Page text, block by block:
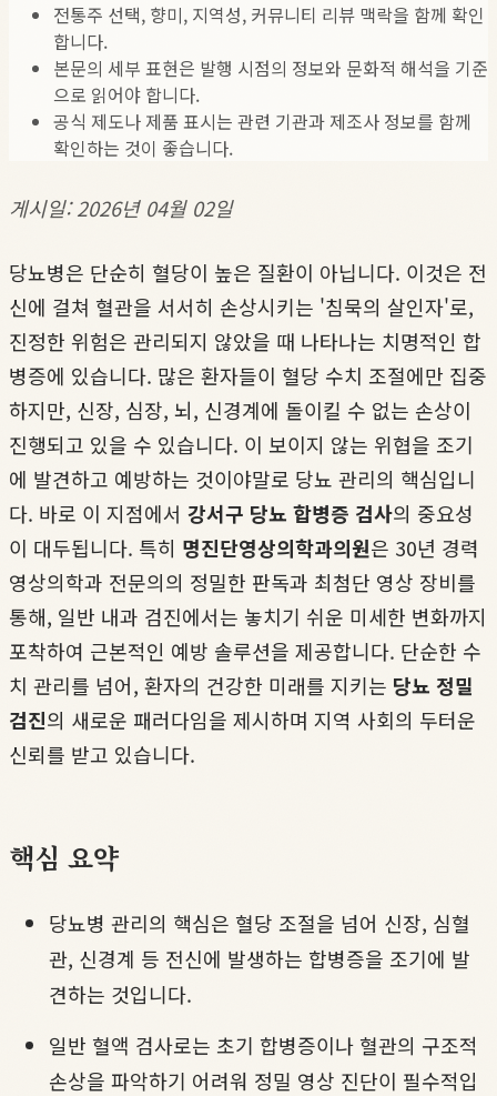
전통주 선택, 향미, 지역성, 커뮤니티 리뷰 맥락을 함께 확인
합니다.
본문의 세부 표현은 발행 시점의 정보와 문화적 해석을 기준
으로 읽어야 합니다.
공식 제도나 제품 표시는 관련 기관과 제조사 정보를 함께
확인하는 것이 좋습니다.
게시일: 2026년 04월 02일
당뇨병은 단순히 혈당이 높은 질환이 아닙니다. 이것은 전
신에 걸쳐 혈관을 서서히 손상시키는 '침묵의 살인자'로,
진정한 위험은 관리되지 않았을 때 나타나는 치명적인 합
병증에 있습니다. 많은 환자들이 혈당 수치 조절에만 집중
하지만, 신장, 심장, 뇌, 신경계에 돌이킬 수 없는 손상이
진행되고 있을 수 있습니다. 이 보이지 않는 위협을 조기
에 발견하고 예방하는 것이야말로 당뇨 관리의 핵심입니
다. 바로 이 지점에서 강서구 당뇨 합병증 검사의 중요성
이 대두됩니다. 특히 명진단영상의학과의원은 30년 경력
영상의학과 전문의의 정밀한 판독과 최첨단 영상 장비를
통해, 일반 내과 검진에서는 놓치기 쉬운 미세한 변화까지
포착하여 근본적인 예방 솔루션을 제공합니다. 단순한 수
치 관리를 넘어, 환자의 건강한 미래를 지키는 당뇨 정밀
검진의 새로운 패러다임을 제시하며 지역 사회의 두터운
신뢰를 받고 있습니다.
핵심 요약
당뇨병 관리의 핵심은 혈당 조절을 넘어 신장, 심혈
관, 신경계 등 전신에 발생하는 합병증을 조기에 발
견하는 것입니다.
일반 혈액 검사로는 초기 합병증이나 혈관의 구조적
손상을 파악하기 어려워 정밀 영상 진단이 필수적입